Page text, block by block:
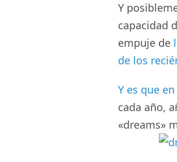
Y
capacidad
empuje de
de los
Y es que
cada año,
«dreams»